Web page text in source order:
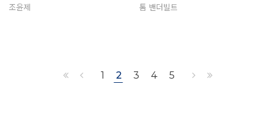
조윤제 톰 밴더빌트
1 2 3 4 5